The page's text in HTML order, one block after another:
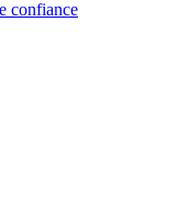
confiance